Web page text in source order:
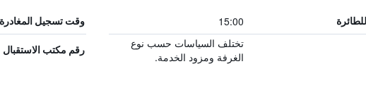
15:00 وقت تسجيل المغادرة
تختلف السياسات حسب نوع
الغرفة ومزود الخدمة.
رقم مكتب الاستقبال